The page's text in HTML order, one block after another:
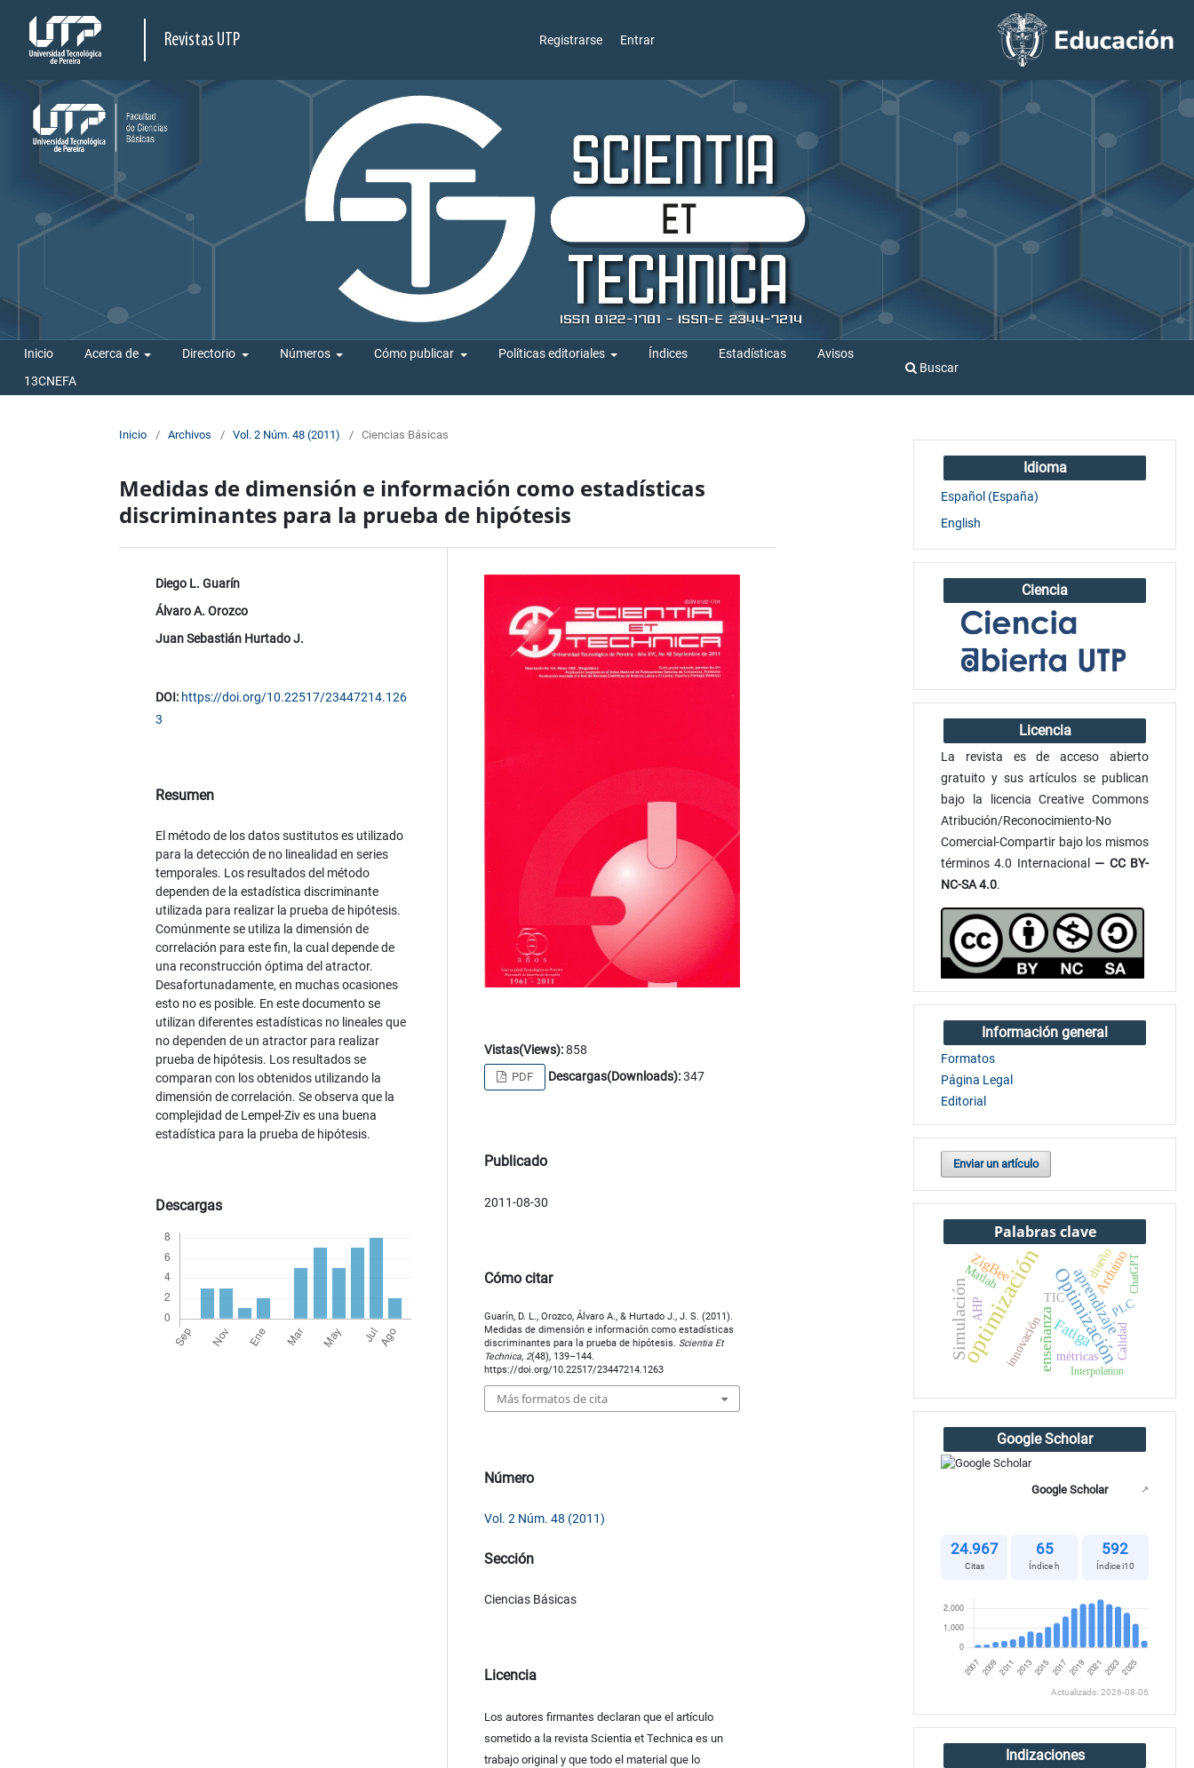
Revistas UTP Registrarse Entrar
Inicio Acerca de Directorio Números Cómo publicar Políticas editoriales Índices Estadísticas
Avisos
13CNEFA
Buscar
Inicio / Archivos / Vol. 2 Núm. 48 (2011) / Ciencias Básicas
Medidas de dimensión e información como estadísticas
discriminantes para la prueba de hipótesis
Diego L. Guarín
Álvaro A. Orozco
Juan Sebastián Hurtado J.
DOI: https://doi.org/10.22517/23447214.126
3
Resumen
El método de los datos sustitutos es utilizado
para la detección de no linealidad en series
temporales. Los resultados del método
dependen de la estadística discriminante
utilizada para realizar la prueba de hipótesis.
Comúnmente se utiliza la dimensión de
correlación para este fin, la cual depende de
una reconstrucción óptima del atractor.
Desafortunadamente, en muchas ocasiones
esto no es posible. En este documento se
utilizan diferentes estadísticas no lineales que
no dependen de un atractor para realizar
prueba de hipótesis. Los resultados se
comparan con los obtenidos utilizando la
dimensión de correlación. Se observa que la
complejidad de Lempel-Ziv es una buena
estadística para la prueba de hipótesis.
Descargas
Vistas(Views):858
PDF Descargas(Downloads):347
Publicado
2011-08-30
Cómo citar
Guarín, D. L., Orozco, Álvaro A., & Hurtado J., J. S. (2011).
Medidas de dimensión e información como estadísticas
discriminantes para la prueba de hipótesis.
Scientia Et
Technica, 2(48), 139–144.
https://doi.org/10.22517/23447214.1263
Más formatos de cita
Número
Vol. 2 Núm. 48 (2011)
Sección
Ciencias Básicas
Licencia
Los autores firmantes declaran que el artículo
sometido a la revista Scientia et Technica es un
trabajo original y que todo el material que lo
Idioma
Español (España)
English
Ciencia
Licencia
La revista es de acceso abierto
gratuito y sus artículos se publican
bajo la licencia Creative Commons
Atribución/Reconocimiento-No
Comercial-Compartir bajo los mismos
términos 4.0 Internacional — CC BY-
NC-SA 4.0.
Información general
Formatos
Página Legal
Editorial
Enviar un artículo
Palabras clave
optimizaciónOptimización
Simulación Fatiga
enseñanza
aprendizaje
Arduino
ZigBee
métricas
TIC
innovación
PLC
AHP
Matlab diseño
Calidad
ChatGPT
Interpolation
Google Scholar
Google Scholar ↗
24.967
Citas
65
Índice h
592
Índice i10
Actualizado: 2026-08-06
Indizaciones